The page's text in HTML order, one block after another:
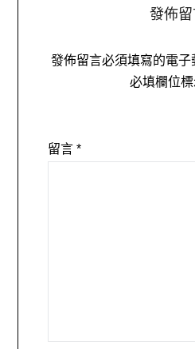
發佈
發佈留言必須填寫的電子
必填欄位
留言 *